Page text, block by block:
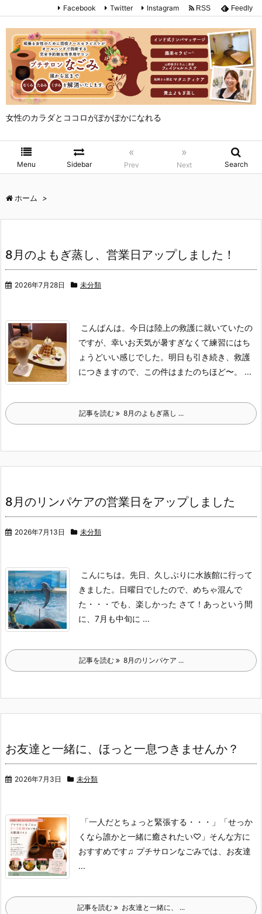
女性のカラダとココロがぽかぽかになれる
Menu Sidebar
«
Prev
»
Next Search
Facebook Twitter Instagram RSS Feedly
ホーム >
8月のよもぎ蒸し、営業日アップしました！
2026年7月28日 未分類
こんばんは。 今日は陸上の救護に就いていたの
ですが、幸いお天気が暑すぎなくて練習にはち
ょうどいい感じでした。 明日も引き続き、救護
につきますので、この件はまたのちほど〜。
...
記事を読む 8月のよもぎ蒸し ...
8月のリンパケアの営業日をアップしました
2026年7月13日 未分類
こんにちは。 先日、久しぶりに水族館に行って
きました。
日曜日でしたので、めちゃ混んで
た・・・でも、楽しかった さて！あっという間
に、7月も中旬に ...
記事を読む 8月のリンパケア ...
お友達と一緒に、ほっと一息つきませんか？
2026年7月3日 未分類
「一人だとちょっと緊張する・・・」
「せっか
くなら誰かと一緒に癒されたい♡」 そんな方に
おすすめです♫ プチサロンなごみでは、 お友達
...
記事を読む お友達と一緒に、 ...